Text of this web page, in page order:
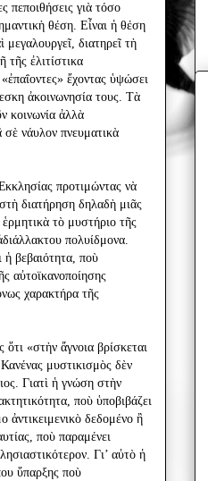
πεποιθήσεις γιὰ τόσο
θέση. Εἶναι ἡ θέση
διατηρεῖ τὴ
ἐλιτίστικα
ἔχοντας ὑψώσει
ἀκοινωνησία τους. Τὰ
κοινωνία ἀλλὰ
σὲ νάυλον πνευματικὰ
προτιμώντας νὰ
διατήρηση δηλαδὴ μιᾶς
τὸ μυστήριο τῆς
πολυίδμονα.
ἡ βεβαιότητα, ποὺ
αὐτοϊκανοποίησης
χαρακτήρα τῆς
«στὴν ἄγνοια βρίσκεται
μυστικισμὸς δὲν
Γιατὶ ἡ γνώση στὴν
ποὺ ὑποβιβάζει
δεδομένο ἢ
ποὺ παραμένει
Γι’ αὐτὸ ἡ
ὕπαρξης ποὺ